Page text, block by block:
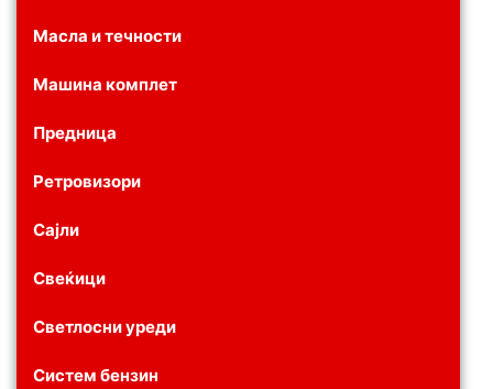
Масла и течности
Машина комплет
Предница
Ретровизори
Сајли
Свеќици
Светлосни уреди
Систем бензин